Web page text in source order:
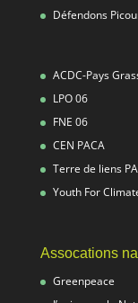
Défendons
ACDC-Pays
LPO 06
FNE 06
CEN PACA
Terre de liens
Youth For
Assocations
Greenpeace